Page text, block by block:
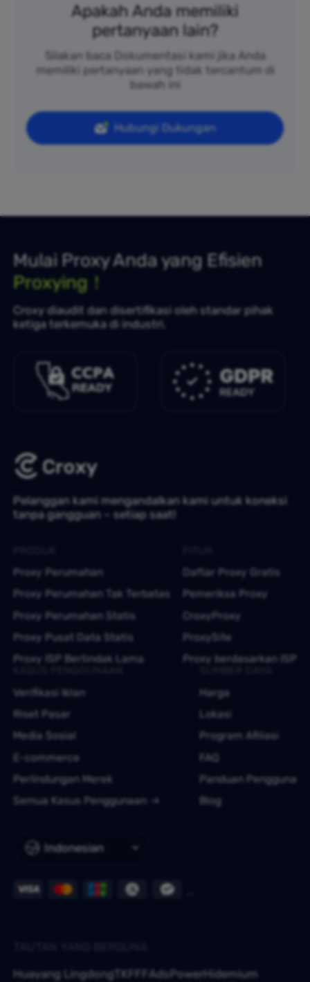
Apakah Anda memiliki
pertanyaan lain?
Silakan baca Dokumentasi kami jika Anda
memiliki pertanyaan yang tidak tercantum di
bawah ini
Hubungi Dukungan
Mulai Proxy Anda yang Efisien
Proxying！
Croxy diaudit dan disertifikasi oleh standar pihak
ketiga terkemuka di industri.
Pelanggan kami mengandalkan kami untuk koneksi
tanpa gangguan – setiap saat!
Indonesian
Proxy Perumahan
Proxy Perumahan Tak Terbatas
Proxy Perumahan Statis
Proxy Pusat Data Statis
Proxy ISP Bertindak Lama
Daftar Proxy Gratis
Pemeriksa Proxy
CroxyProxy
ProxySite
Proxy berdasarkan ISP
Verifikasi Iklan
Riset Pasar
Media Sosial
E-commerce
Perlindungan Merek
Semua Kasus Penggunaan
Harga
Lokasi
Program Afiliasi
FAQ
Panduan Pengguna
Blog
Huayang Lingdong TKFFF AdsPowerHidemium